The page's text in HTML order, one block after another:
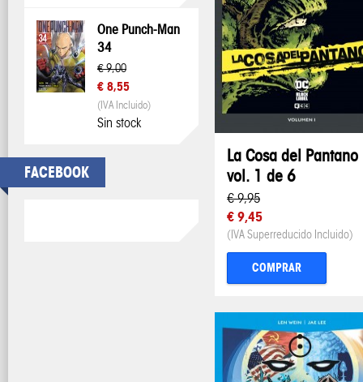
One Punch-Man
34
€ 9,00
€ 8,55
(IVA Incluido)
Sin stock
FACEBOOK
La Cosa del Pantano
vol. 1 de 6
€ 9,95
€ 9,45
(IVA Superreducido Incluido)
COMPRAR